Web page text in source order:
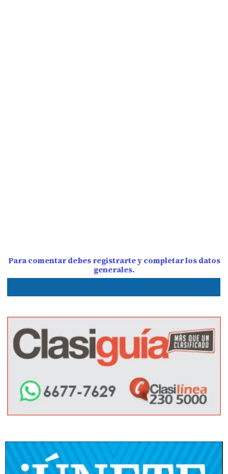
Para comentar debes registrarte y completar los datos
generales.